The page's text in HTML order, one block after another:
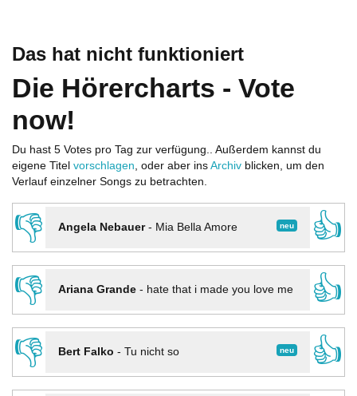
Das hat nicht funktioniert
Die Hörercharts - Vote
now!
Du hast 5 Votes pro Tag zur verfügung.. Außerdem kannst du
eigene Titel vorschlagen, oder aber ins Archiv blicken, um den
Verlauf einzelner Songs zu betrachten.
👎 neu
Angela Nebauer- Mia Bella Amore
👍
👎
Ariana Grande- hate that i made you love me
👍
👎
neu
Bert Falko - Tu nicht so
👍